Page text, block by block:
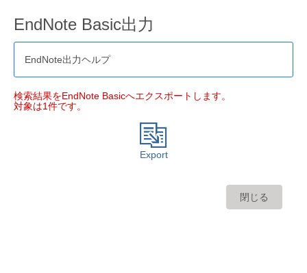
EndNote Basic出力
EndNote出力ヘルプ
検索結果をEndNote Basicへエクスポートします。
対象は1件です。
Export